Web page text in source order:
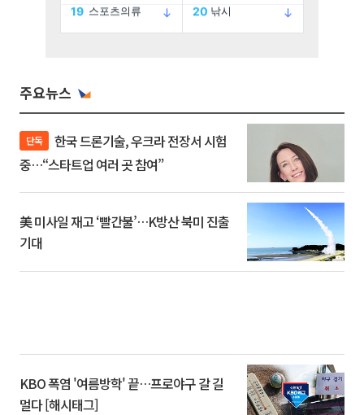
주요뉴스
단독
중…“스타트업 여러 곳 참여”
美 미사일 재고 ‘빨간불’…K방산 북미 진출
기대
KBO 폭염 '여름방학' 끝…프로야구 갈 길
멀다 [해시태그]